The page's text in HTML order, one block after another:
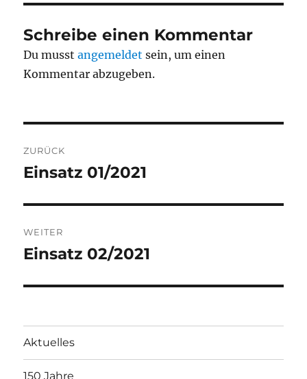
Schreibe einen Kommentar
Du musstangemeldet sein, um einen
Kommentar abzugeben.
ZURÜCK
Vorheriger
Einsatz 01/2021
WEITER
Nächster
Einsatz 02/2021
Aktuelles
150 Jahre